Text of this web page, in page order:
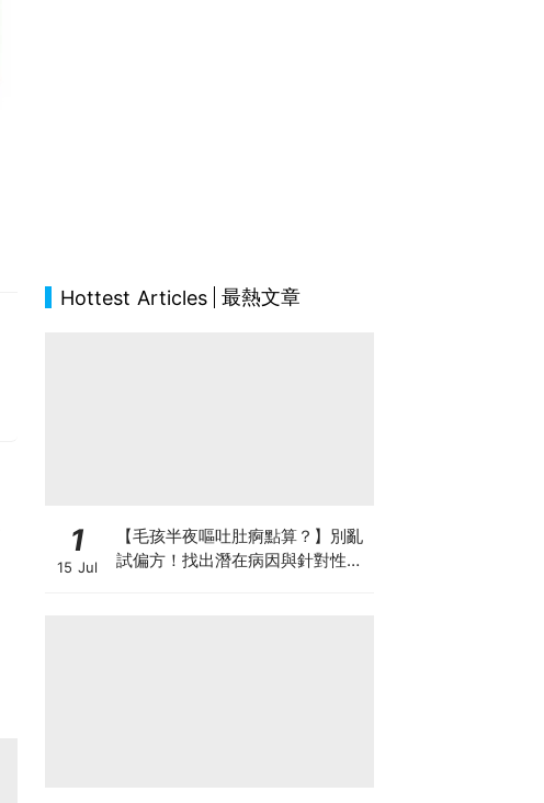
Hottest Articles 最熱文章
1
15 Jul
【毛孩半夜嘔吐肚痾點算？】別亂
試偏方！找出潛在病因與針對性營